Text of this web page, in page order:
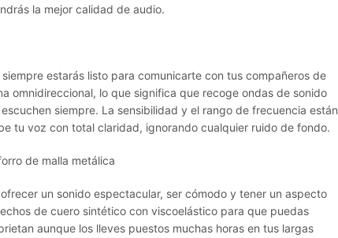
la mejor calidad de audio.
estarás listo para comunicarte con tus compañeros de
omnidireccional, lo que significa que recoge ondas de sonido
siempre. La sensibilidad y el rango de frecuencia están
tu voz con total claridad, ignorando cualquier ruido de fondo.
de malla metálica
un sonido espectacular, ser cómodo y tener un aspecto
de cuero sintético con viscoelástico para que puedas
aunque los lleves puestos muchas horas en tus largas